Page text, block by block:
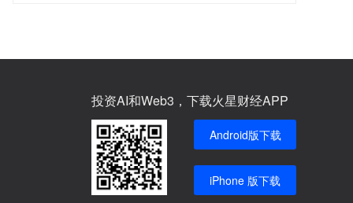
投资AI和Web3，下载火星财经APP
Android版下载
iPhone 版下载